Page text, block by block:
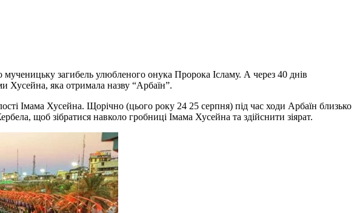
мученицьку загибель улюбленого онука Пророка Ісламу. А через 40 днів
Хусейна, яка отримала назву “Арбаїн”.
Імама Хусейна. Щорічно (цього року 24 25 серпня) під час ходи Арбаїн близько
щоб зібратися навколо гробниці Імама Хусейна та здійснити зіярат.